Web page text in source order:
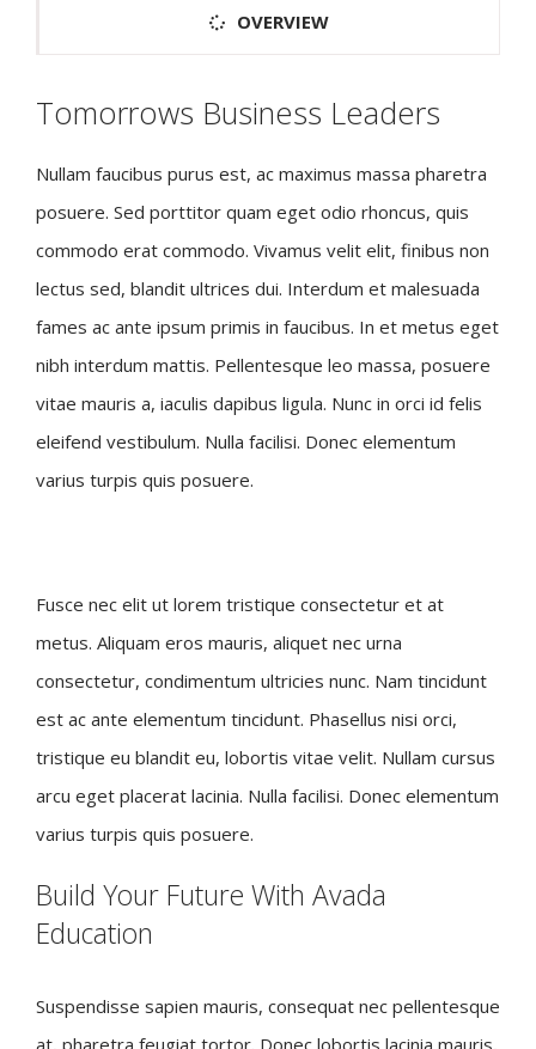
OVERVIEW
Tomorrows Business Leaders
Nullam faucibus purus est, ac maximus massa pharetra
posuere. Sed porttitor quam eget odio rhoncus, quis
commodo erat commodo. Vivamus velit elit, finibus non
lectus sed, blandit ultrices dui. Interdum et malesuada
fames ac ante ipsum primis in faucibus. In et metus eget
nibh interdum mattis. Pellentesque leo massa, posuere
vitae mauris a, iaculis dapibus ligula. Nunc in orci id felis
eleifend vestibulum. Nulla facilisi. Donec elementum
varius turpis quis posuere.
Fusce nec elit ut lorem tristique consectetur et at
metus. Aliquam eros mauris, aliquet nec urna
consectetur, condimentum ultricies nunc. Nam tincidunt
est ac ante elementum tincidunt. Phasellus nisi orci,
tristique eu blandit eu, lobortis vitae velit. Nullam cursus
arcu eget placerat lacinia. Nulla facilisi. Donec elementum
varius turpis quis posuere.
Build Your Future With Avada
Education
Suspendisse sapien mauris, consequat nec pellentesque
at, pharetra feugiat tortor. Donec lobortis lacinia mauris,